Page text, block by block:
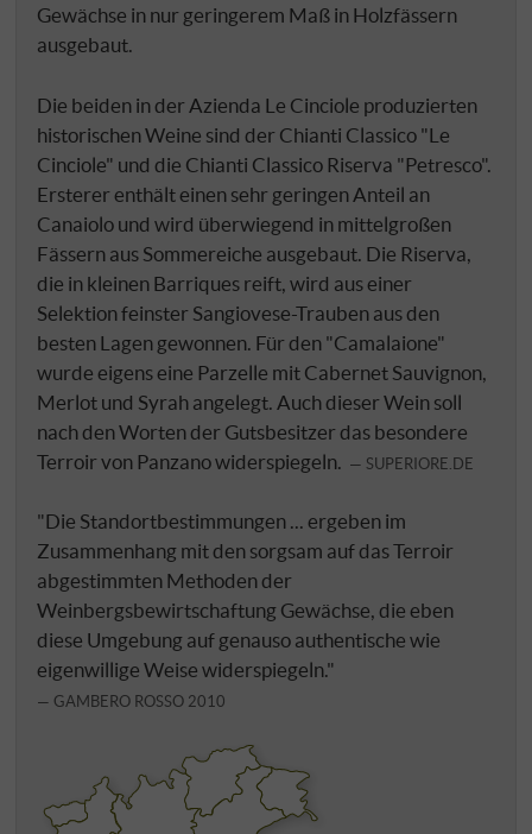
Gewächse in nur geringerem Maß in Holzfässern
ausgebaut.
Die beiden in der Azienda Le Cinciole produzierten
historischen Weine sind der Chianti Classico "Le
Cinciole" und die Chianti Classico Riserva "Petresco".
Ersterer enthält einen sehr geringen Anteil an
Canaiolo und wird überwiegend in mittelgroßen
Fässern aus Sommereiche ausgebaut. Die Riserva,
die in kleinen Barriques reift, wird aus einer
Selektion feinster Sangiovese-Trauben aus den
besten Lagen gewonnen. Für den "Camalaione"
wurde eigens eine Parzelle mit Cabernet Sauvignon,
Merlot und Syrah angelegt. Auch dieser Wein soll
nach den Worten der Gutsbesitzer das besondere
Terroir von Panzano widerspiegeln.
SUPERIORE.DE
"Die Standortbestimmungen ... ergeben im
Zusammenhang mit den sorgsam auf das Terroir
abgestimmten Methoden der
Weinbergsbewirtschaftung Gewächse, die eben
diese Umgebung auf genauso authentische wie
eigenwillige Weise widerspiegeln."
GAMBERO ROSSO 2010